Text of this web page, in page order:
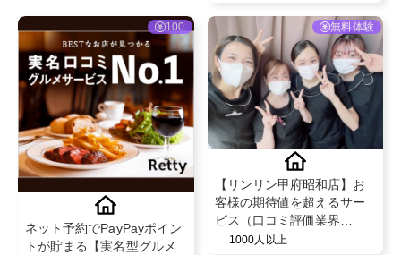
100
ネット予約でPayPayポイン
トが貯まる【実名型グルメ
無料体験
【リンリン甲府昭和店】お
客様の期待値を超えるサー
ビス（口コミ評価業界
NO1）と既存のお客様から
1000人以上